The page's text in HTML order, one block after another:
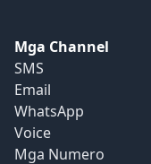
Mga Channel
SMS
Email
WhatsApp
Voice
Mga Numero